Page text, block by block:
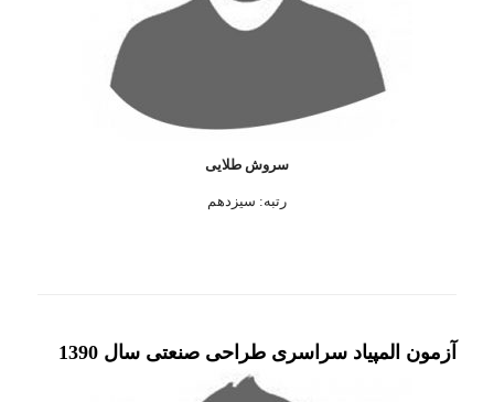
سروش طلایی
رتبه: سیزدهم
آزمون المپیاد سراسری طراحی صنعتی سال 1390